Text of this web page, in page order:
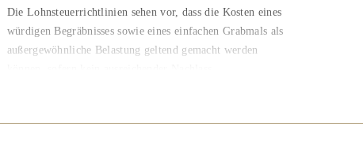
Die Lohnsteuerrichtlinien sehen vor, dass die Kosten eines
würdigen Begräbnisses sowie eines einfachen Grabmals als
außergewöhnliche Belastung geltend gemacht werden